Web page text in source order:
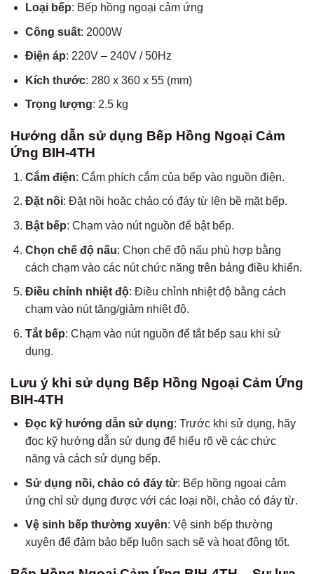
Loại bếp: Bếp hồng ngoại cảm ứng
Công suất: 2000W
Điện áp: 220V – 240V / 50Hz
Kích thước: 280 x 360 x 55 (mm)
Trọng lượng: 2.5 kg
Hướng dẫn sử dụng Bếp Hồng Ngoại Cảm
Ứng BIH-4TH
Cắm điện: Cắm phích cắm của bếp vào nguồn điện.
Đặt nồi: Đặt nồi hoặc chảo có đáy từ lên bề mặt bếp.
Bật bếp: Chạm vào nút nguồn để bật bếp.
Chọn chế độ nấu: Chọn chế độ nấu phù hợp bằng
cách chạm vào các nút chức năng trên bảng điều khiển.
Điều chỉnh nhiệt độ: Điều chỉnh nhiệt độ bằng cách
chạm vào nút tăng/giảm nhiệt độ.
Tắt bếp: Chạm vào nút nguồn để tắt bếp sau khi sử
dụng.
Lưu ý khi sử dụng Bếp Hồng Ngoại Cảm Ứng
BIH-4TH
Đọc kỹ hướng dẫn sử dụng: Trước khi sử dụng, hãy
đọc kỹ hướng dẫn sử dụng để hiểu rõ về các chức
năng và cách sử dụng bếp.
Sử dụng nồi, chảo có đáy từ: Bếp hồng ngoại cảm
ứng chỉ sử dụng được với các loại nồi, chảo có đáy từ.
Vệ sinh bếp thường xuyên: Vệ sinh bếp thường
xuyên để đảm bảo bếp luôn sạch sẽ và hoạt động tốt.